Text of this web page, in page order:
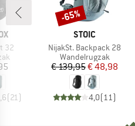
32
(21)
MERK
STOIC
Artikel
NijakSt. Backpack 28
Productgroep
Wandelrugzak
Prijs
€ 139,95Verlaagde prijs
€ 48,98
4,0(11)
Korting
-65%